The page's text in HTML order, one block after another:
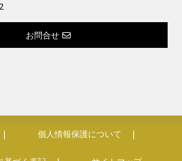
お問合せ
個人情報保護について